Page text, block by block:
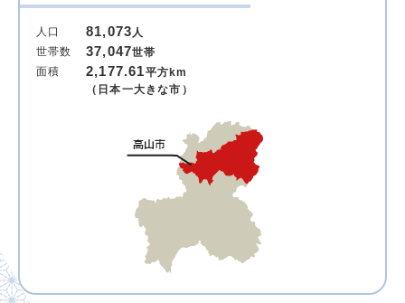
人口 81,073 人
世帯数
37,047世帯
面積
2,177.61平方km
（日本一大きな市）